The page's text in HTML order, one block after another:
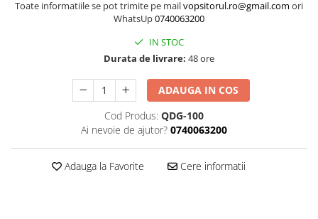
Accesori cana
Curatat
Hartie mascare
Folie mascare
Pentru Cabine Vopsit
Indreptat fara vopsire
Scule tinichigerie
Aparat sudura MIG - MAG
Aparat sudura MMA - TIG
Toate informatiile se pot trimite pe mailvopsitorul.ro@gmail.com ori
WhatsUp0740063200
IN STOC
Durata de livrare: 48 ore
ADAUGA IN COS
Cod Produs: QDG-100
Ai nevoie de ajutor? 0740063200
Adauga la Favorite Cere informatii